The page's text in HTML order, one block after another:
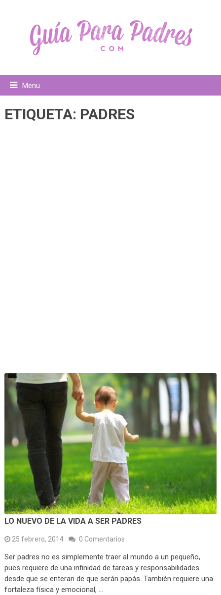
Menu
ETIQUETA: PADRES
LO NUEVO DE LA VIDA A SER PADRES
25 febrero, 2014 0 Comentarios
Ser padres no es simplemente traer al mundo a un pequeño,
pues requiere de una infinidad de tareas y responsabilidades
desde que se enteran de que serán papás. También requiere una
fortaleza física y emocional, …